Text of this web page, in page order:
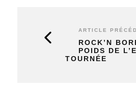
ARTICLE
ROCK’N
POIDS DE
TOURNÉE